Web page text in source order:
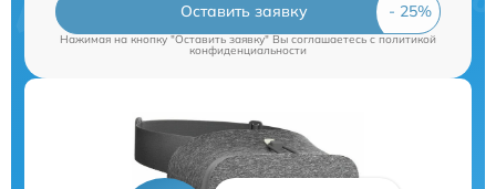
Оставить заявку
Нажимая на кнопку "Оставить заявку" Вы соглашаетесь c политикой
конфиденциальности